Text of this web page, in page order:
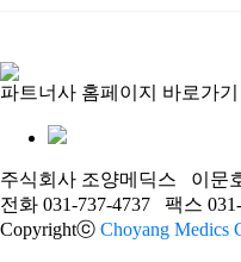
파트너사 홈페이지 바로가기
주식회사 조양메딕스 이문
전화 031-737-4737 팩스
Copyrightⓒ Choyang Medics